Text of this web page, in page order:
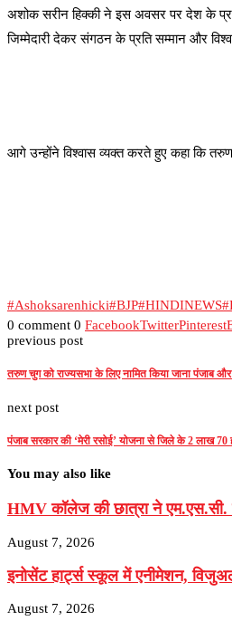
अशोक सरीन हिक्की ने इस अवसर पर देश के
जिम्मेदारी देकर संगठन के प्रति सम्मान और
आगे उन्होंने विश्वास व्यक्त करते हुए कहा कि
#Ashoksarenhicki#BJP#HINDINEWS
0 comment 0 FacebookTwitterPinterest
previous post
तरुण चुग को राज्यसभा के लिए नामित किया जाना पंजाब और
next post
पंजाब सरकार की ‘मेरी रसोई’ योजना से जिले के 2 लाख 70
You may also like
HMV कॉलेज की छात्रा ने एम.एस.सी.
August 7, 2026
इनोसेंट हार्ट्स स्कूल में एनीमेशन,
August 7, 2026